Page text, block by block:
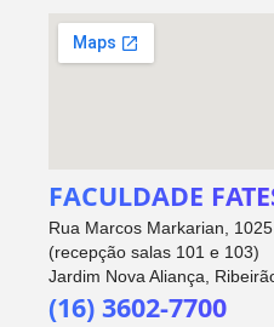
FACULDADE
Rua Marcos Markarian,
(recepção salas 101 e 103)
Jardim Nova Aliança,
(16) 3602-7700